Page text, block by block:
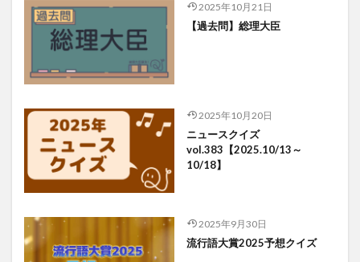
2025年10月21日
【過去問】総理大臣
2025年10月20日
ニュースクイズ
vol.383【2025.10/13～
10/18】
2025年9月30日
流行語大賞2025予想クイズ